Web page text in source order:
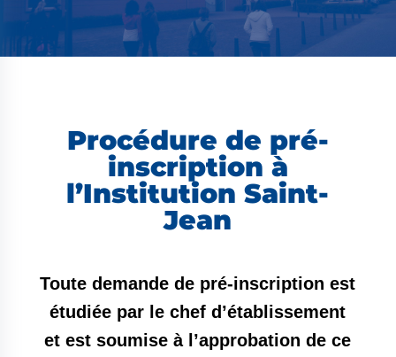
Procédure de pré-
inscription à
l’Institution Saint-
Jean
Toute demande de pré-inscription est
étudiée par le chef d’établissement
et est soumise à l’approbation de ce